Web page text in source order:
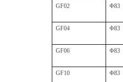
GF02 Φ83
GF04 Φ83
GF06 Φ83
GF10 Φ83